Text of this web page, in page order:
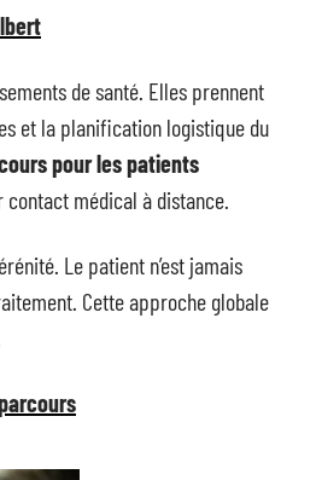
de santé. Elles prennent
et la planification logistique du
pour les patients
contact médical à distance.
Le patient n’est jamais
Cette approche globale